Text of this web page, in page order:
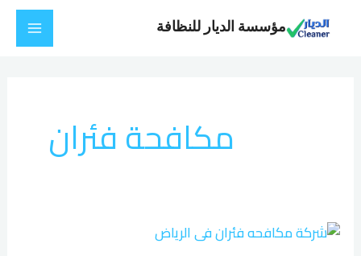
مؤسسة الديار للنظافة
Main
مكافحة فئران
شركة